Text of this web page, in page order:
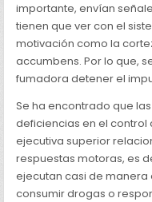
importante, envían
tienen que ver con el
motivación como la
accumbens. Por lo que,
fumadora detener el
Se ha encontrado que
deficiencias en el control
ejecutiva superior
respuestas motoras, es
ejecutan casi de
consumir drogas o